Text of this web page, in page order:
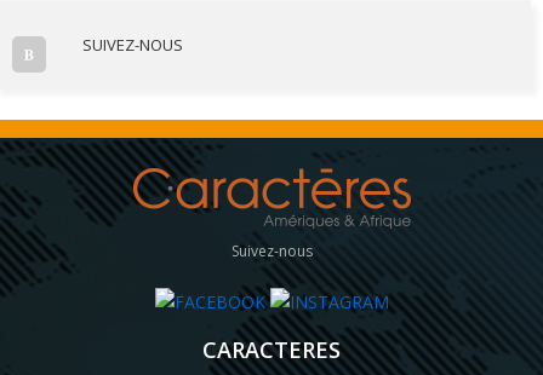
SUIVEZ-NOUS
Suivez-nous
CARACTERES